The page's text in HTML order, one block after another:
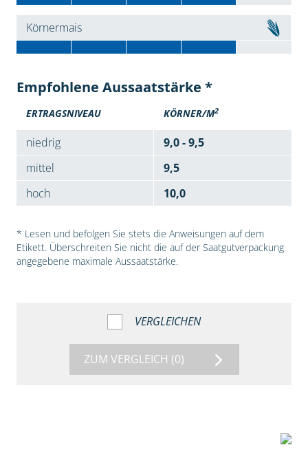
Körnermais
Empfohlene Aussaatstärke *
ERTRAGSNIVEAU KÖRNER/M2
niedrig
9,0 - 9,5
mittel
9,5
hoch
10,0
* Lesen und befolgen Sie stets die Anweisungen auf dem
Etikett. Überschreiten Sie nicht die auf der Saatgutverpackung
angegebene maximale Aussaatstärke.
VERGLEICHEN
ZUM VERGLEICH (0)